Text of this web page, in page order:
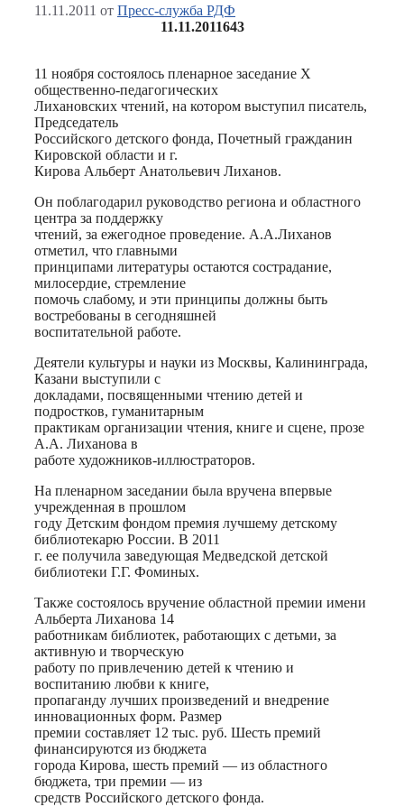
11.11.2011 от Пресс-служба РДФ
11.11.2011643
11 ноября состоялось пленарное заседание Х
общественно-педагогических
Лихановских чтений, на котором выступил писатель,
Председатель
Российского детского фонда, Почетный гражданин
Кировской области и г.
Кирова Альберт Анатольевич Лиханов.
Он поблагодарил руководство региона и областного
центра за поддержку
чтений, за ежегодное проведение. А.А.Лиханов
отметил, что главными
принципами литературы остаются сострадание,
милосердие, стремление
помочь слабому, и эти принципы должны быть
востребованы в сегодняшней
воспитательной работе.
Деятели культуры и науки из Москвы, Калининграда,
Казани выступили с
докладами, посвященными чтению детей и
подростков, гуманитарным
практикам организации чтения, книге и сцене, прозе
А.А. Лиханова в
работе художников-иллюстраторов.
На пленарном заседании была вручена впервые
учрежденная в прошлом
году Детским фондом премия лучшему детскому
библиотекарю России. В 2011
г. ее получила заведующая Медведской детской
библиотеки Г.Г. Фоминых.
Также состоялось вручение областной премии имени
Альберта Лиханова 14
работникам библиотек, работающих с детьми, за
активную и творческую
работу по привлечению детей к чтению и
воспитанию любви к книге,
пропаганду лучших произведений и внедрение
инновационных форм. Размер
премии составляет 12 тыс. руб. Шесть премий
финансируются из бюджета
города Кирова, шесть премий — из областного
бюджета, три премии — из
средств Российского детского фонда.